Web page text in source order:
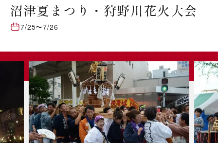
沼津夏まつり・狩野川花火大会
7/25〜7/26